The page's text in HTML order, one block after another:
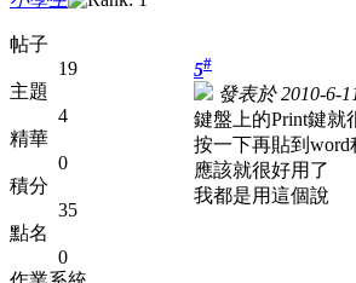
帖子
19
主題
4
精華
0
積分
35
點名
0
5#
發表於 2010-6-
鍵盤上的Print鍵就
按一下再貼到
應該就很好用了
我都是用這個說